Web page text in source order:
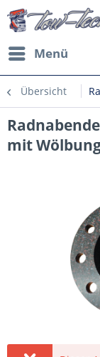
Menü
Übersicht
mit